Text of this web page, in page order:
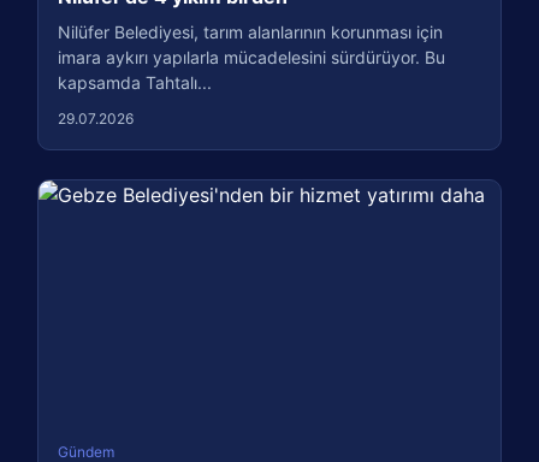
Nilüfer Belediyesi, tarım alanlarının korunması için
imara aykırı yapılarla mücadelesini sürdürüyor. Bu
kapsamda Tahtalı...
29.07.2026
Gündem